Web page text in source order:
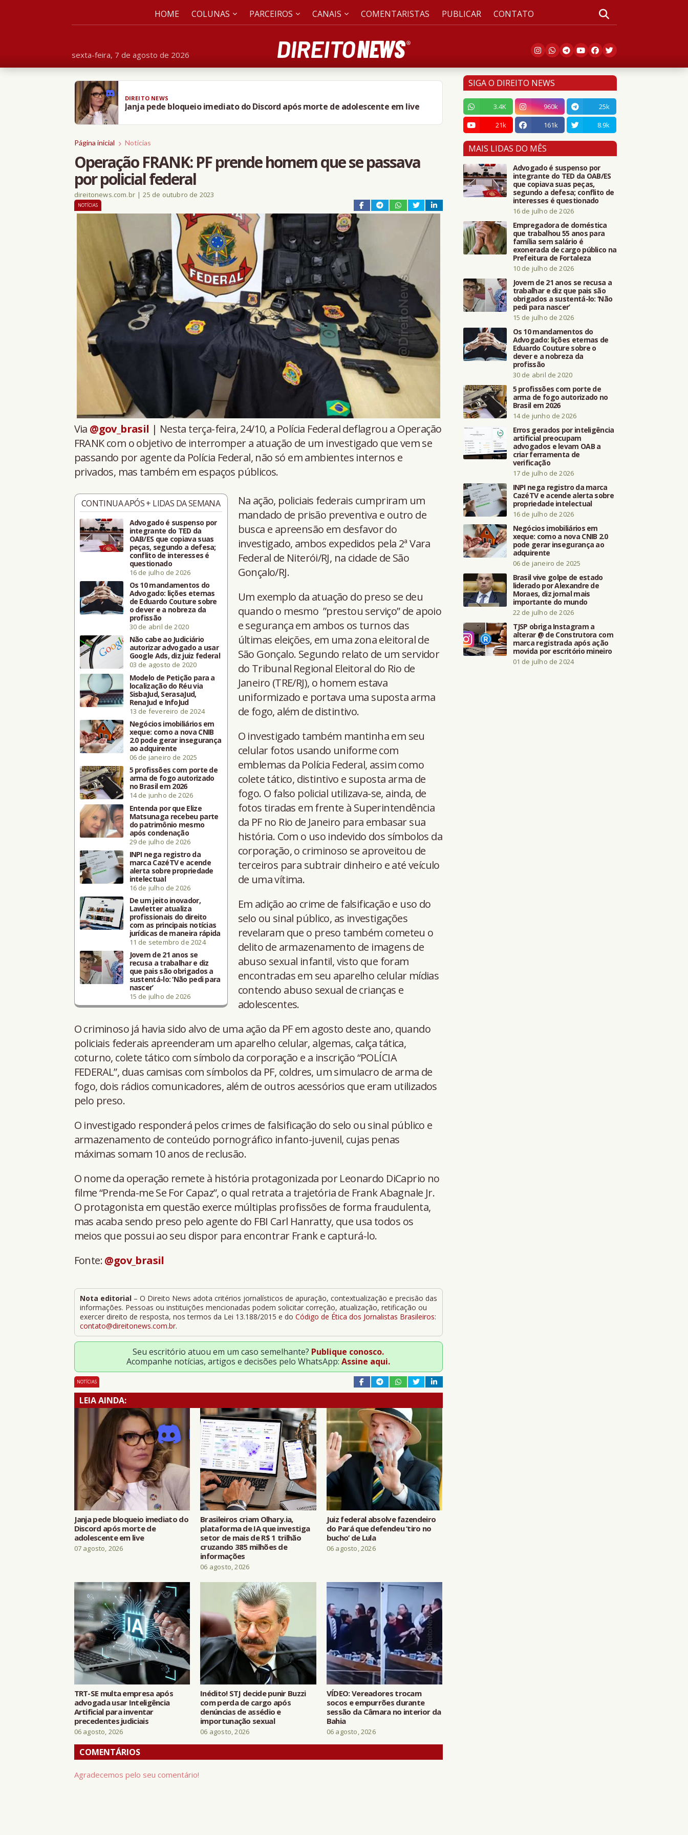
sexta-feira, 7 de agosto de 2026
HOME COLUNAS PARCEIROS CANAIS COMENTARISTAS PUBLICAR CONTATO
DIREITO NEWS
Janja pede bloqueio imediato do Discord após morte de adolescente em live
Página inicial Notícias
Operação FRANK: PF prende homem que se passava
por policial federal
direitonews.com.br | 25 de outubro de 2023
NOTÍCIAS
Via @gov_brasil | Nesta terça-feira, 24/10, a Polícia Federal deflagrou a Operação
FRANK com o objetivo de interromper a atuação de um investigado que vem se
passando por agente da Polícia Federal, não só em ambientes internos e
privados, mas também em espaços públicos.
CONTINUA APÓS + LIDAS DA SEMANA
Advogado é suspenso por
integrante do TED da
OAB/ES que copiava suas
peças, segundo a defesa;
conflito de interesses é
questionado
16 de julho de 2026
Os 10 mandamentos do
Advogado: lições eternas
de Eduardo Couture sobre
o dever e a nobreza da
profissão
30 de abril de 2020
Não cabe ao Judiciário
autorizar advogado a usar
Google Ads, diz juiz federal
03 de agosto de 2020
Modelo de Petição para a
localização do Réu via
SisbaJud, SerasaJud,
RenaJud e InfoJud
13 de fevereiro de 2024
Negócios imobiliários em
xeque: como a nova CNIB
2.0 pode gerar insegurança
ao adquirente
06 de janeiro de 2025
5 profissões com porte de
arma de fogo autorizado
no Brasil em 2026
14 de junho de 2026
Entenda por que Elize
Matsunaga recebeu parte
do patrimônio mesmo
após condenação
29 de julho de 2026
INPI nega registro da
marca CazéTV e acende
alerta sobre propriedade
intelectual
16 de julho de 2026
De um jeito inovador,
Lawletter atualiza
profissionais do direito
com as principais notícias
jurídicas de maneira rápida
11 de setembro de 2024
Jovem de 21 anos se
recusa a trabalhar e diz
que pais são obrigados a
sustentá-lo: ‘Não pedi para
nascer’
15 de julho de 2026
Na ação, policiais federais cumpriram um
mandado de prisão preventiva e outro de
busca e apreensão em desfavor do
investigado, ambos expedidos pela 2ª Vara
Federal de Niterói/RJ, na cidade de São
Gonçalo/RJ.
Um exemplo da atuação do preso se deu
quando o mesmo ”prestou serviço” de apoio
e segurança em ambos os turnos das
últimas eleições, em uma zona eleitoral de
São Gonçalo. Segundo relato de um servidor
do Tribunal Regional Eleitoral do Rio de
Janeiro (TRE/RJ), o homem estava
uniformizado e portava uma suposta arma
de fogo, além de distintivo.
O investigado também mantinha em seu
celular fotos usando uniforme com
emblemas da Polícia Federal, assim como
colete tático, distintivo e suposta arma de
fogo. O falso policial utilizava-se, ainda, de
fotos tiradas em frente à Superintendência
da PF no Rio de Janeiro para embasar sua
história. Com o uso indevido dos símbolos da
corporação, o criminoso se aproveitou de
terceiros para subtrair dinheiro e até veículo
de uma vítima.
Em adição ao crime de falsificação e uso do
selo ou sinal público, as investigações
revelaram que o preso também cometeu o
delito de armazenamento de imagens de
abuso sexual infantil, visto que foram
encontradas em seu aparelho celular mídias
contendo abuso sexual de crianças e
adolescentes.
O criminoso já havia sido alvo de uma ação da PF em agosto deste ano, quando
policiais federais apreenderam um aparelho celular, algemas, calça tática,
coturno, colete tático com símbolo da corporação e a inscrição “POLÍCIA
FEDERAL”, duas camisas com símbolos da PF, coldres, um simulacro de arma de
fogo, dois rádios comunicadores, além de outros acessórios que eram utilizados
pelo preso.
O investigado responderá pelos crimes de falsificação do selo ou sinal público e
armazenamento de conteúdo pornográfico infanto-juvenil, cujas penas
máximas somam 10 anos de reclusão.
O nome da operação remete à história protagonizada por Leonardo DiCaprio no
filme “Prenda-me Se For Capaz”, o qual retrata a trajetória de Frank Abagnale Jr.
O protagonista em questão exerce múltiplas profissões de forma fraudulenta,
mas acaba sendo preso pelo agente do FBI Carl Hanratty, que usa todos os
meios que possui ao seu dispor para encontrar Frank e capturá-lo.
Fonte:@gov_brasil
Nota editorial– O Direito News adota critérios jornalísticos de apuração, contextualização e precisão das
informações. Pessoas ou instituições mencionadas podem solicitar correção, atualização, retificação ou
exercer direito de resposta, nos termos da Lei 13.188/2015 e do Código de Ética dos Jornalistas Brasileiros:
contato@direitonews.com.br.
Seu escritório atuou em um caso semelhante? Publique conosco.
Acompanhe notícias, artigos e decisões pelo WhatsApp: Assine aqui.
NOTÍCIAS
LEIA AINDA:
Janja pede bloqueio imediato do
Discord após morte de
adolescente em live
07 agosto, 2026
Brasileiros criam Olhary.ia,
plataforma de IA que investiga
setor de mais de R$ 1 trilhão
cruzando 385 milhões de
informações
06 agosto, 2026
Juiz federal absolve fazendeiro
do Pará que defendeu ‘tiro no
bucho’ de Lula
06 agosto, 2026
TRT-SE multa empresa após
advogada usar Inteligência
Artificial para inventar
precedentes judiciais
06 agosto, 2026
Inédito! STJ decide punir Buzzi
com perda de cargo após
denúncias de assédio e
importunação sexual
06 agosto, 2026
VÍDEO: Vereadores trocam
socos e empurrões durante
sessão da Câmara no interior da
Bahia
06 agosto, 2026
COMENTÁRIOS
Agradecemos pelo seu comentário!
SIGA O DIREITO NEWS
3.4K 960k
25k
21k
161k 8.9k
MAIS LIDAS DO MÊS
Advogado é suspenso por
integrante do TED da OAB/ES
que copiava suas peças,
segundo a defesa; conflito de
interesses é questionado
16 de julho de 2026
Empregadora de doméstica
que trabalhou 55 anos para
família sem salário é
exonerada de cargo público na
Prefeitura de Fortaleza
10 de julho de 2026
Jovem de 21 anos se recusa a
trabalhar e diz que pais são
obrigados a sustentá-lo: ‘Não
pedi para nascer’
15 de julho de 2026
Os 10 mandamentos do
Advogado: lições eternas de
Eduardo Couture sobre o
dever e a nobreza da
profissão
30 de abril de 2020
5 profissões com porte de
arma de fogo autorizado no
Brasil em 2026
14 de junho de 2026
Erros gerados por inteligência
artificial preocupam
advogados e levam OAB a
criar ferramenta de
verificação
17 de julho de 2026
INPI nega registro da marca
CazéTV e acende alerta sobre
propriedade intelectual
16 de julho de 2026
Negócios imobiliários em
xeque: como a nova CNIB 2.0
pode gerar insegurança ao
adquirente
06 de janeiro de 2025
Brasil vive golpe de estado
liderado por Alexandre de
Moraes, diz jornal mais
importante do mundo
22 de julho de 2026
TJSP obriga Instagram a
alterar @ de Construtora com
marca registrada após ação
movida por escritório mineiro
01 de julho de 2024